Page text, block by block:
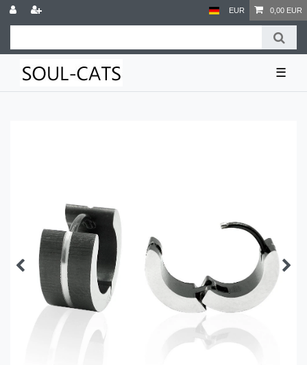
EUR 0,00 EUR
☰